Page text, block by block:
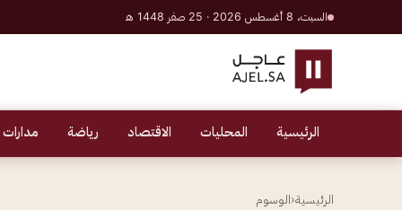
السبت، 8 أغسطس 2026 · 25 صفر 1448 هـ
الرئيسية المحليات الاقتصاد رياضة
الرئيسية‹الوسوم